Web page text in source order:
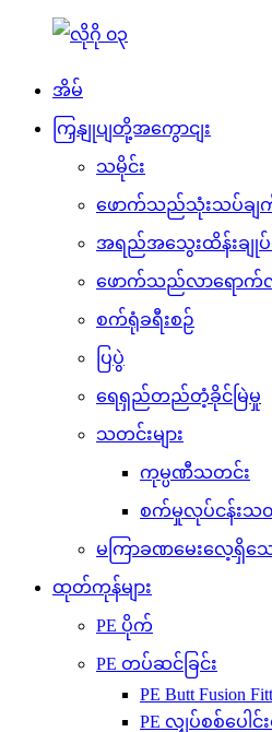
အိမ်
ကြှနျုပျတို့အကွောငျး
သမိုင်း
ဖောက်သည်သုံးသပ်ချက်
အရည်အသွေးထိန်းချုပ်
ဖောက်သည်လာရော
စက်ရုံခရီးစဉ်
ပြပွဲ
ရေရှည်တည်တံ့ခိုင်မြဲမှု
သတင်းများ
ကုမ္ပဏီသတင်း
စက်မှုလုပ်ငန်းသ
မကြာခဏမေးလေ့ရှိသော
ထုတ်ကုန်များ
PE ပိုက်
PE တပ်ဆင်ခြင်း
PE Butt Fusion
PE လျှပ်စစ်ပေ